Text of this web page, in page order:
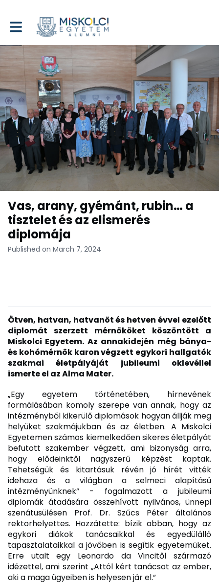
Toggle main navigation
Vas, arany, gyémánt, rubin… a
tisztelet és az elismerés
diplomája
Published on March 7, 2024
Ötven, hatvan, hatvanöt és hetven évvel ezelőtt
diplomát szerzett mérnököket köszöntött a
Miskolci Egyetem. Az annakidején még bánya-
és kohómérnök karon végzett egykori hallgatók
szakmai életpályáját jubileumi oklevéllel
ismerte el az Alma Mater.
„Egy egyetem történetében, hírnevének
formálásában komoly szerepe van annak, hogy az
intézményből kikerülő diplomások hogyan állják meg
helyüket szakmájukban és az életben. A Miskolci
Egyetemen számos kiemelkedően sikeres életpályát
befutott szakember végzett, ami bizonyság arra,
hogy elődeinktől nagyszerű képzést kaptak.
Tehetségük és kitartásuk révén jó hírét vitték
idehaza és a világban a selmeci alapítású
intézményünknek” - fogalmazott a jubileumi
diplomák átadására összehívott nyilvános, ünnepi
szenátusülésen Prof. Dr. Szűcs Péter általános
rektorhelyettes. Hozzátette: bízik abban, hogy az
egykori diákok tanácsaikkal és egyedülálló
tapasztalataikkal a jövőben is segítik egyetemüket.
Erre utalt egy Leonardo da Vincitől származó
idézettel, ami szerint „Attól kért tanácsot az ember,
aki a maga ügyeiben is helyesen jár el.”